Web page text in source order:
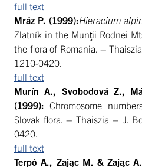
full text
Mráz P. (1999):Hieracium
Zlatník in the Munţii Rodnei
the flora of Romania. –
1210-0420.
full text
Murín A., Svobodová Z.,
(1999):Chromosome
Slovak flora. – Thaiszia – J.
0420.
full text
Terpó A., Zając M. & Zając